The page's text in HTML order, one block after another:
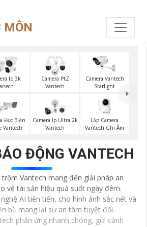
MÔN
Ip 3k
Camera PtZ
Vantech
Camera Vantech
Starlight
Đọc Biển
Vantech
Camera Ip Ultra 2k
Vantech
Lắp Camera
Vantech Ghi Âm
ĐỘNG VANTECH
Vantech mang đến giải pháp an
vệ tài sản hiệu quả suốt ngày đêm.
AI tiên tiến, cho hình ảnh sắc nét và
bỉ, mang lại sự an tâm tuyệt đối.
phản ứng nhanh chóng, gửi cảnh